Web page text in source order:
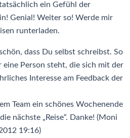
ein Gefühl der
Genial! Weiter so! Werde mir
runterladen.
dass Du selbst schreibst. So
Person steht, die sich mit der
Interesse am Feedback der
Team ein schönes Wochenende
nächste „Reise“. Danke! (Moni
19:16)